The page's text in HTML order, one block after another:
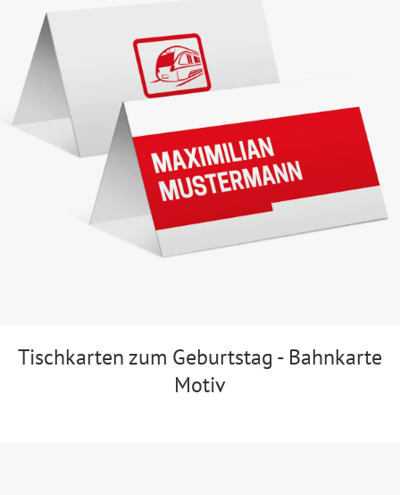
Tischkarten zum Geburtstag - Bahnkarte
Motiv